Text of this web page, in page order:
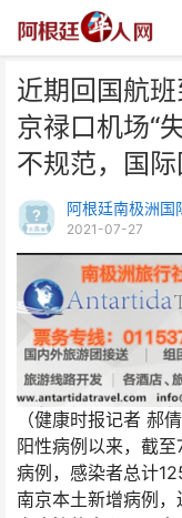
近期回国航
京禄口机场“
不规范，国
阿根廷南极洲国
2021-07-27
（健康时报记者 郝
阳性病例以来，截
病例，感染者总计
南京本土新增病例
近期回国航班到
意：南京禄口机